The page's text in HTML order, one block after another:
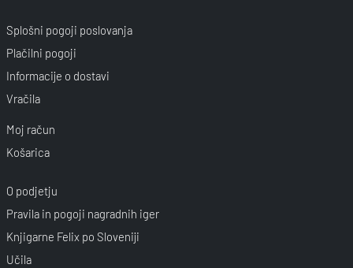
Splošni pogoji poslovanja
Plačilni pogoji
Informacije o dostavi
Vračila
Moj račun
Košarica
O podjetju
Pravila in pogoji nagradnih iger
Knjigarne Felix po Sloveniji
Učila